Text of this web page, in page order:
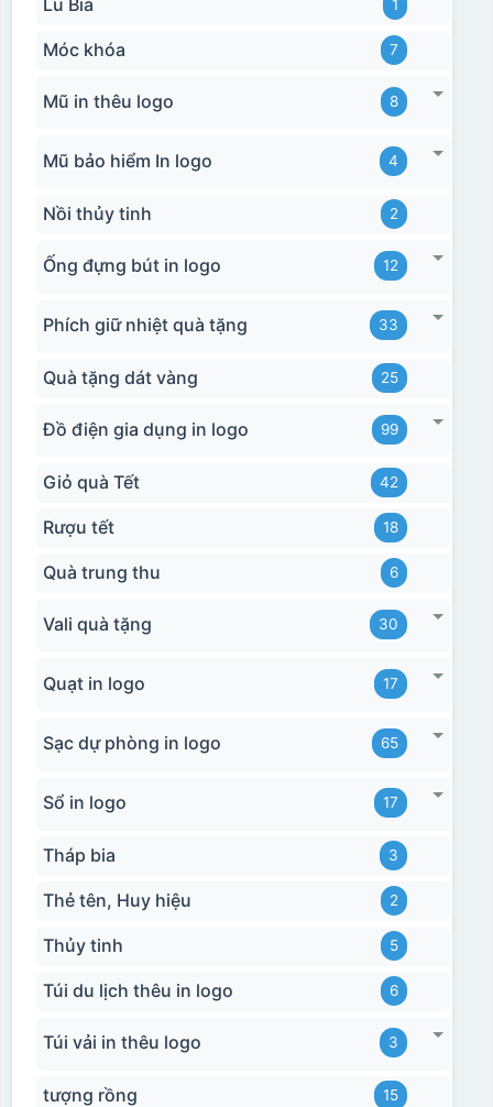
1
Móc khóa 7
Mũ in thêu logo 8
Mũ bảo hiểm In logo 4
Nồi thủy tinh 2
Ống đựng bút in logo 12
Phích giữ nhiệt quà tặng 33
Quà tặng dát vàng 25
Đồ điện gia dụng in logo 99
Giỏ quà Tết 42
Rượu tết 18
Quà trung thu 6
Vali quà tặng 30
Quạt in logo 17
Sạc dự phòng in logo 65
Sổ in logo 17
Tháp bia 3
Thẻ tên, Huy hiệu 2
Thủy tinh 5
Túi du lịch thêu in logo 6
Túi vải in thêu logo 3
tượng rồng 15